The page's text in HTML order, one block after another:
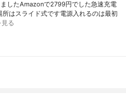
したAmazonで2799円でした急速充電
はスライド式です電源入れるのは最初
る